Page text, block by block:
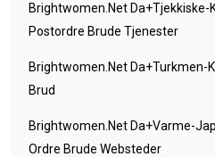
Brightwomen.net Da+tjekkiske-
Postordre Brude Tjenester
Brightwomen.net Da+turkmen-
Brud
Brightwomen.net Da+varme-
Ordre Brude Websteder